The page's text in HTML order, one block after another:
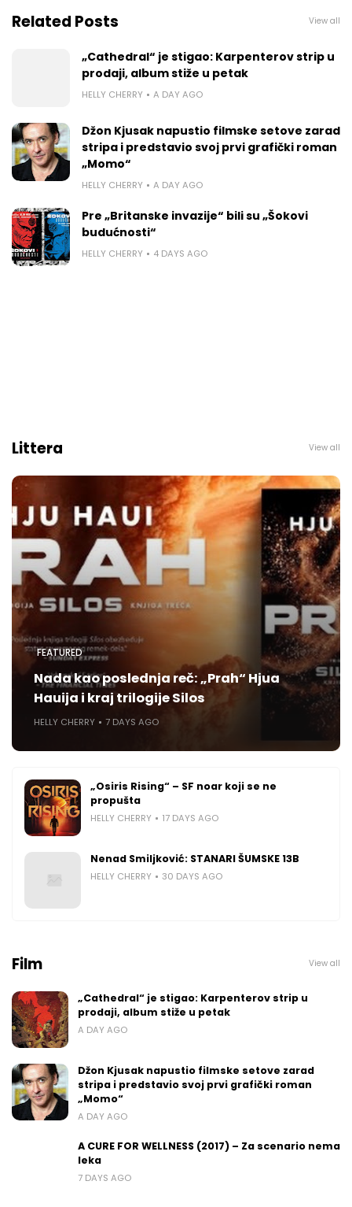
Related Posts View all
„Cathedral“ je stigao: Karpenterov strip u
prodaji, album stiže u petak
HELLY CHERRY A DAY AGO
Džon Kjusak napustio filmske setove zarad
stripa i predstavio svoj prvi grafički roman
„Momo“
HELLY CHERRY A DAY AGO
Pre „Britanske invazije“ bili su „Šokovi
budućnosti“
HELLY CHERRY 4 DAYS AGO
Littera View all
FEATURED
Nada kao poslednja reč: „Prah“ Hjua
Hauija i kraj trilogije Silos
HELLY CHERRY 7 DAYS AGO
„Osiris Rising“ – SF noar koji se ne
propušta
HELLY CHERRY 17 DAYS AGO
Nenad Smiljković: STANARI ŠUMSKE 13B
HELLY CHERRY 30 DAYS AGO
Film View all
„Cathedral“ je stigao: Karpenterov strip u
prodaji, album stiže u petak
A DAY AGO
Džon Kjusak napustio filmske setove zarad
stripa i predstavio svoj prvi grafički roman
„Momo“
A DAY AGO
A CURE FOR WELLNESS (2017) – Za scenario nema
leka
7 DAYS AGO